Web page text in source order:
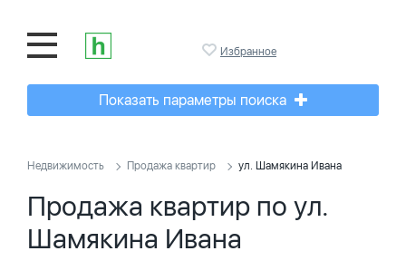
Избранное
Показать параметры поиска
Недвижимость Продажа квартир ул. Шамякина Ивана
Продажа квартир по ул.
Шамякина Ивана